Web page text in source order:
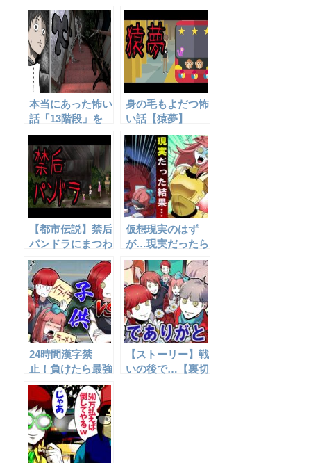
与した結果、とん
でもない事に・・
う？！
本当にあった怖い
話「13階段」を
アニメ風にしてみ
た。
身の毛もよだつ怖
い話【猿夢】
【都市伝説】禁后
パンドラにまつわ
る怖い話
仮想現実のはず
が…現実だったら
どうなるのか‥
24時間漢字禁
止！負けたら最強
の母がボコボコに
する罰ゲーム☆
【ストーリー】戦
いの後で…【裏切